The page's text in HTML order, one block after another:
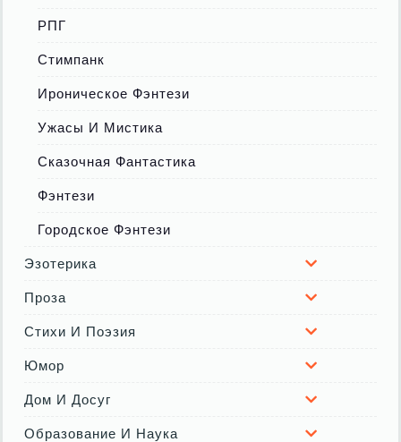
РПГ
Стимпанк
Ироническое Фэнтези
Ужасы И Мистика
Сказочная Фантастика
Фэнтези
Городское Фэнтези
Эзотерика
Проза
Стихи И Поэзия
Юмор
Дом И Досуг
Образование И Наука